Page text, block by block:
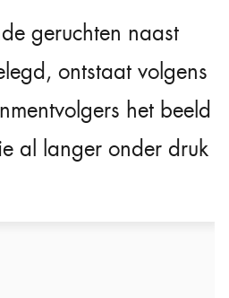
geruchten naast
ontstaat volgens
het beeld
al langer onder druk